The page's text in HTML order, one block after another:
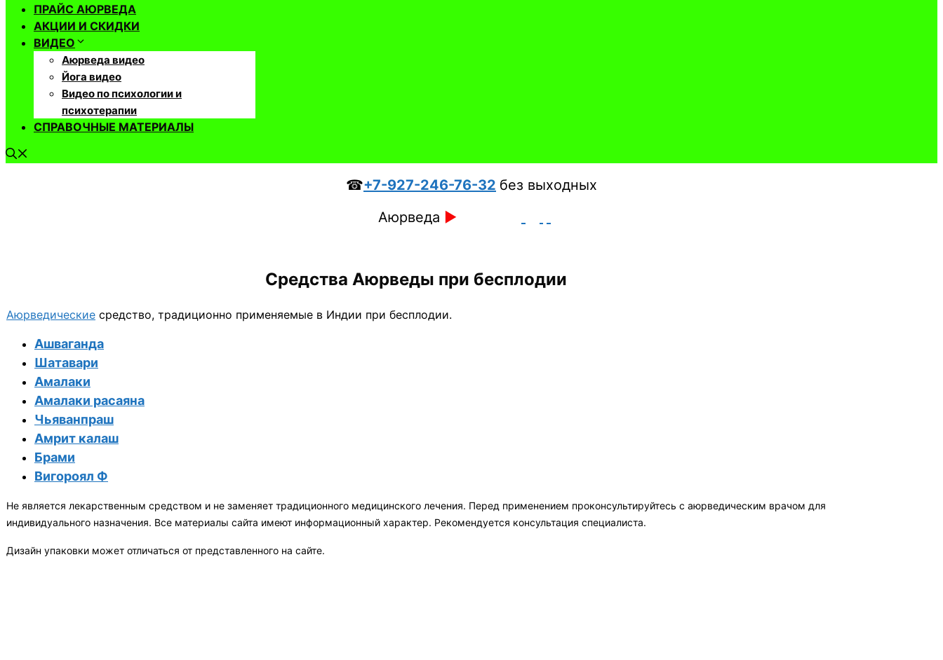
ПРАЙС АЮРВЕДА
АКЦИИ И СКИДКИ
ВИДЕО
Аюрведа видео
Йога видео
Видео по психологии и
психотерапии
СПРАВОЧНЫЕ МАТЕРИАЛЫ
☎+7-927-246-76-32 без выходных
Аюрведа ►
Средства Аюрведы при бесплодии
Аюрведические средство, традиционно применяемые в Индии при бесплодии.
Ашваганда
Шатавари
Амалаки
Амалаки расаяна
Чьяванпраш
Амрит калаш
Брами
Вигороял Ф
Не является лекарственным средством и не заменяет традиционного медицинского лечения. Перед применением проконсультируйтесь с аюрведическим врачом для
индивидуального назначения. Все материалы сайта имеют информационный характер. Рекомендуется консультация специалиста.
Дизайн упаковки может отличаться от представленного на сайте.